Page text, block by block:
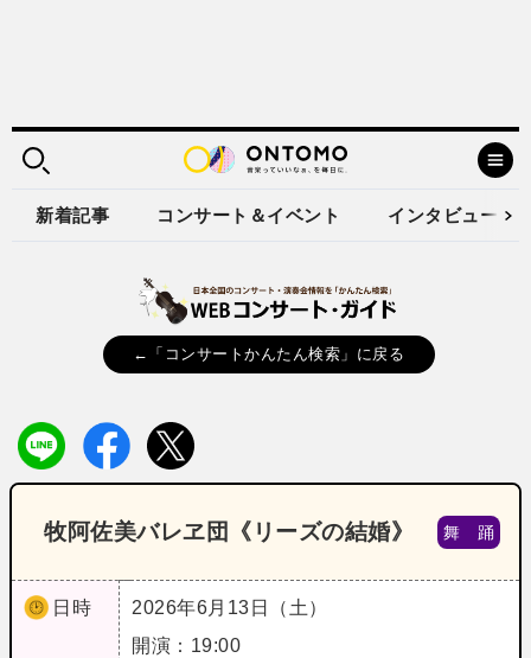
新着記事 コンサート＆イベント インタビュー
←「コンサートかんたん検索」に戻る
牧阿佐美バレヱ団《リーズの結婚》 舞 踊
日時
2026年6月13日（土）
開演：19:00